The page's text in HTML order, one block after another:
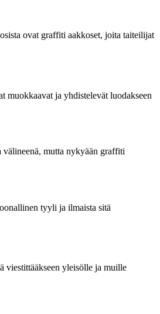
ovat graffiti aakkoset, joita taiteilijat
muokkaavat ja yhdistelevät luodakseen
mutta nykyään graffiti
tyyli ja ilmaista sitä
viestittääkseen yleisölle ja muille